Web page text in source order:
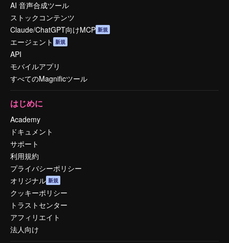
AI 音声合成ツール
ストックコンテンツ
Claude/ChatGPT向けMCP 新規
エージェント 新規
API
モバイルアプリ
すべてのMagnificツール
はじめに
Academy
ドキュメント
サポート
利用規約
プライバシーポリシー
オリジナル 新規
クッキーポリシー
トラストセンター
アフィリエイト
法人向け